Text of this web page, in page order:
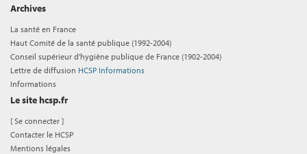
Archives
La santé en France
Haut Comité de la santé publique (1992-2004)
Conseil supérieur d'hygiène publique de France (1902-2004)
Lettre de diffusion HCSP Informations
Informations
Le site hcsp.fr
[Se connecter ]
Contacter le HCSP
Mentions légales